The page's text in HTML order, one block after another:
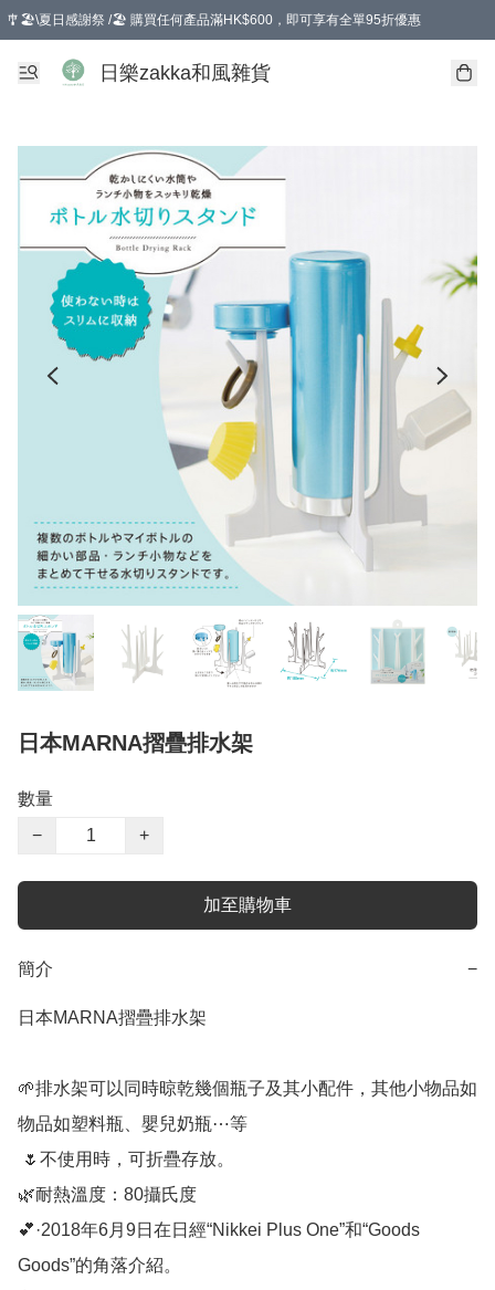
🎐🏖️\夏日感謝祭 /🏖️ 購買任何產品滿HK$600，即可享有全單95折優惠
選擇GoGoX住宅/工商地址配送，單一訂單消費購物滿HK$680(折扣後），可享有
日樂zakka和風雜貨
日本MARNA摺疊排水架
數量
−
+
加至購物車
簡介 −
日本MARNA摺疊排水架
🌱排水架可以同時晾乾幾個瓶子及其小配件，其他小物品如
物品如塑料瓶、嬰兒奶瓶⋯等
🌿耐熱溫度：80攝氏度
💕·2018年6月9日在日經“Nikkei Plus One”和“Goods
Goods”的角落介紹。